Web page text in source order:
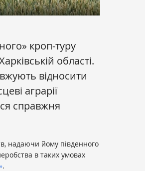
кроп-туру
області.
відносити
аграрії
справжня
надаючи йому південного
в таких умовах
.